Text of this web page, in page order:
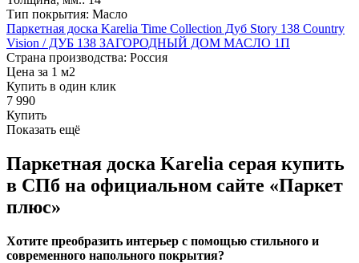
Тип покрытия: Масло
Паркетная доска Karelia Time Collection Дуб Story 138 Country
Vision / ДУБ 138 ЗАГОРОДНЫЙ ДОМ МАСЛО 1П
Страна производства: Россия
Цена за 1 м2
Купить в один клик
7 990
Купить
Показать ещё
Паркетная доска Karelia серая купить
в СПб на официальном сайте «Паркет
плюс»
Хотите преобразить интерьер с помощью стильного и
современного напольного покрытия?